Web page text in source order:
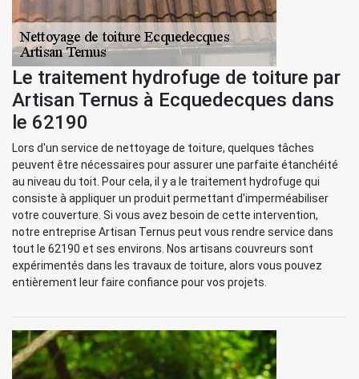
Le traitement hydrofuge de toiture par
Artisan Ternus à Ecquedecques dans
le 62190
Lors d'un service de nettoyage de toiture, quelques tâches
peuvent être nécessaires pour assurer une parfaite étanchéité
au niveau du toit. Pour cela, il y a le traitement hydrofuge qui
consiste à appliquer un produit permettant d'imperméabiliser
votre couverture. Si vous avez besoin de cette intervention,
notre entreprise Artisan Ternus peut vous rendre service dans
tout le 62190 et ses environs. Nos artisans couvreurs sont
expérimentés dans les travaux de toiture, alors vous pouvez
entièrement leur faire confiance pour vos projets.